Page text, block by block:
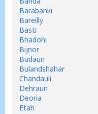
Barabanki
Bareilly
Basti
Bhadohi
Bijnor
Budaun
Bulandshahar
Chandauli
Dehraun
Deoria
Etah